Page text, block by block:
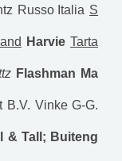
Russo Italia S
Harvie Tarta
Flashman Ma
B.V. Vinke G-G.
& Tall; Buiteng